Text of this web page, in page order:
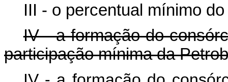
III - o percentual mínimo
IV - a formação do
participação mínima da